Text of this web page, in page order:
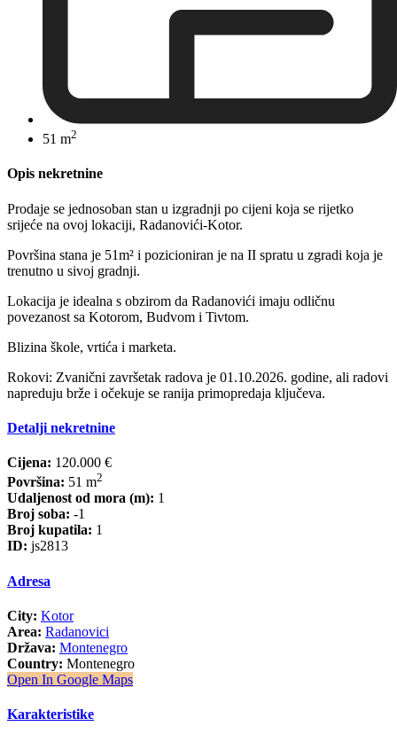
51 m2
Opis nekretnine
Prodaje se jednosoban stan u izgradnji po cijeni koja se rijetko
srijeće na ovoj lokaciji, Radanovići-Kotor.
Površina stana je 51m² i pozicioniran je na II spratu u zgradi koja je
trenutno u sivoj gradnji.
Lokacija je idealna s obzirom da Radanovići imaju odličnu
povezanost sa Kotorom, Budvom i Tivtom.
Blizina škole, vrtića i marketa.
Rokovi: Zvanični završetak radova je 01.10.2026. godine, ali radovi
napreduju brže i očekuje se ranija primopredaja ključeva.
Detalji nekretnine
Cijena: 120.000 €
Površina: 51 m2
Udaljenost od mora (m): 1
Broj soba: -1
Broj kupatila: 1
ID: js2813
Adresa
City: Kotor
Area: Radanovici
Država: Montenegro
Country: Montenegro
Open In Google Maps
Karakteristike